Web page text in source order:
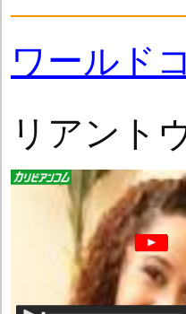
ワールド
リアント